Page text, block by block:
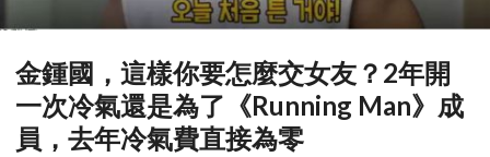
金鍾國，這樣你要怎麼交女友？2年開
一次冷氣還是為了《Running Man》成
員，去年冷氣費直接為零